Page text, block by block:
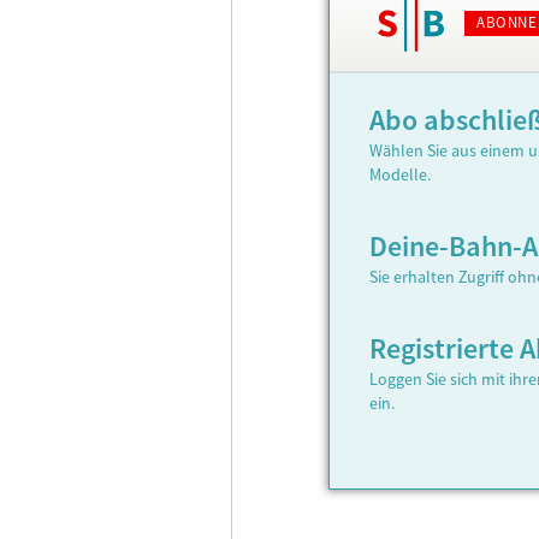
Abo
Wählen Sie aus einem
Modelle.
Deine-Bahn-
Sie erhalten Zugriff
Registrierte
Loggen Sie sich mit
ein.